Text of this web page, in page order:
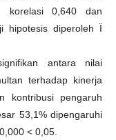
korelasi 0,640 dan
hipotesis diperoleh Ï
antara nilai
terhadap kinerja
kontribusi pengaruh
53,1% dipengaruhi
< 0,05.